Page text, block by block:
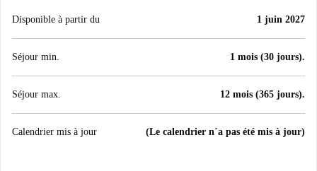
Disponible à partir du 1 juin 2027
Séjour min. 1 mois (30 jours).
Séjour max. 12 mois (365 jours).
Calendrier mis à jour (Le calendrier n´a pas été mis à jour)